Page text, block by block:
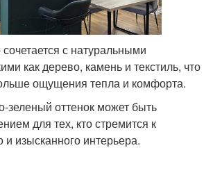
с натуральными
как дерево, камень и текстиль, что
ощущения тепла и комфорта.
зеленый оттенок может быть
для тех, кто стремится к
изысканного интерьера.